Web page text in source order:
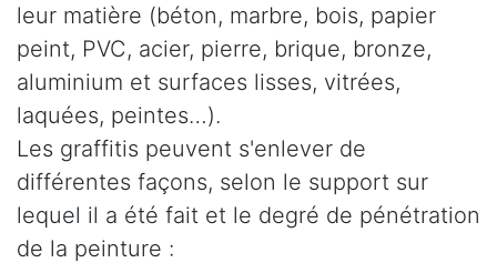
leur matière (béton, marbre, bois, papier
peint, PVC, acier, pierre, brique, bronze,
aluminium et surfaces lisses, vitrées,
laquées, peintes…).
Les graffitis peuvent s'enlever de
différentes façons, selon le support sur
lequel il a été fait et le degré de pénétration
de la peinture :